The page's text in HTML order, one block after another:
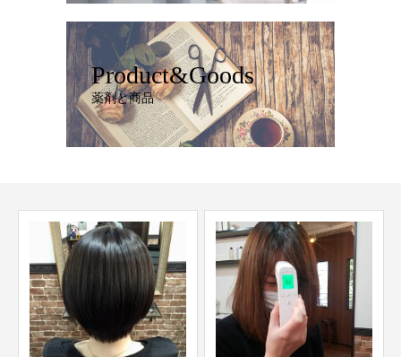
Product&Goods
薬剤と商品